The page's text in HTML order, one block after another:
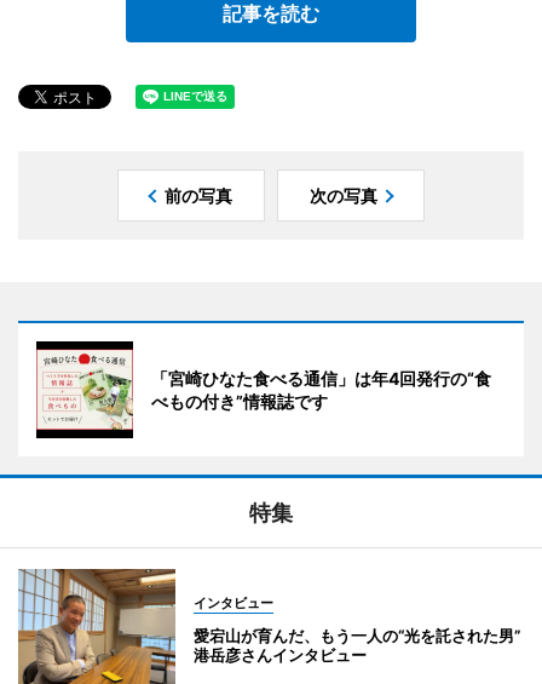
記事を読む
前の写真 次の写真
「宮崎ひなた食べる通信」は年4回発行の“食
べもの付き”情報誌です
特集
インタビュー
愛宕山が育んだ、もう一人の“光を託された男”
港岳彦さんインタビュー